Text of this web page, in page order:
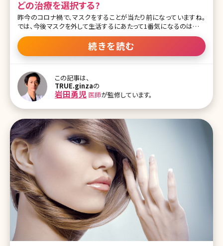
どの治療を選択する?
昨今のコロナ禍で、マスクをすることが当たり前になっていますね。
では、今後マスクを外して生活するにあたって1番気になるのは目の
下からフェイスラインまでの中顔面及び下顔面です。特に、ほうれい
線や口元のぽよっとしたたるみで悩まれている方が多いです。ダイエ
ットで改善すると思っても効果がなかったり、そればかりか歳を重ね
んな口横のなかなか落ちないぽよっとしたたるみについて解説して
いきます。 顔のマッサージや筋トレなどYouTubeやInstagramで様々
なものが紹介されていますが、美容看護師として言わせていただくと
それでは口元のぽよっとしたたるみには効果が薄く改善はほぼしな
いと考えられます。なぜなら、口横は筋肉がつきにくく脂肪のボリュー
医師からのワンポイント】たる
続きを読む
この記事は、
TRUE.ginzaの
岩田勇児 医師が監修しています。